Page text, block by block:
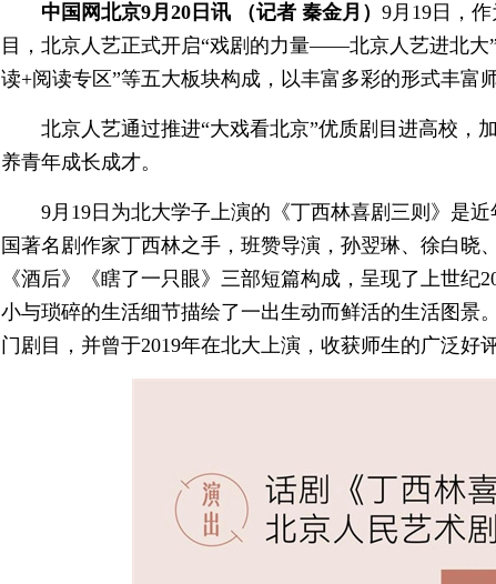
中国网北京9月20日讯 （记者 秦金月） 9月19日，
目，北京人艺正式开启“戏剧的力量——北京人艺进北大
读+阅读专区”等五大板块构成，以丰富多彩的形式丰富
北京人艺通过推进“大戏看北京”优质剧目进高校，
养青年成长成才。
9月19日为北大学子上演的《丁西林喜剧三则》是
国著名剧作家丁西林之手，班赞导演，孙翌琳、徐白晓
《酒后》《瞎了一只眼》三部短篇构成，呈现了上世
小与琐碎的生活细节描绘了一出生动而鲜活的生活图景
门剧目，并曾于2019年在北大上演，收获师生的广泛好